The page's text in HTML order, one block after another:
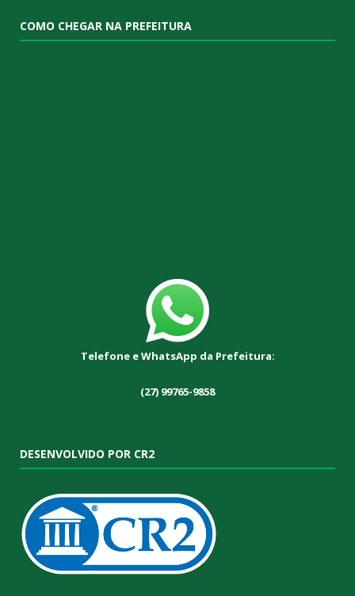
COMO CHEGAR NA PREFEITURA
Telefone e WhatsApp da Prefeitura:
(27) 99765-9858
DESENVOLVIDO POR CR2